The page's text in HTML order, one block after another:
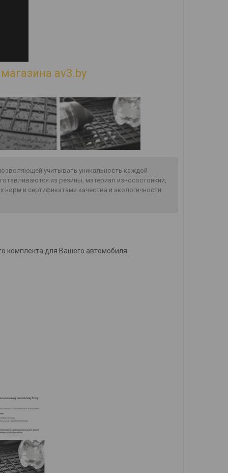
av3.by
учитывать уникальность каждой
из резины, материал износостойкий,
норм и сертификатами качества и экологичности.
комплекта для Вашего автомобиля.